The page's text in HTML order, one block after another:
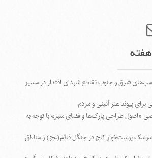
شرق و جنوب تقاطع شهدای اقتدار در مسیر
پیوند هنر آئینی و مردم
«اصول طراحی پارک‌ها و فضای سبز» با توجه به
سوسک پوست‌خوار کاج در جنگل قائم(عج) و مناطق